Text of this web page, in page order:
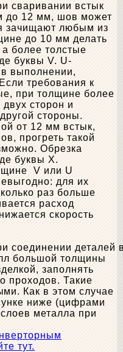
сваривании встык
до 12 мм, шов может
зачищают любым из
до 10 мм делать
более толстые
буквы V. U-
в выполнении,
требования к
при толщине более
сторон и
стороны.
от 12 мм встык,
прогреть такой
Обрезка
буквы Х.
V или U
для их
раз больше
расход
скорость
соединении деталей
большой толщины
заполнять
проходов. Такие
Как в этом случае
ниже (цифрами
металла при
тут.